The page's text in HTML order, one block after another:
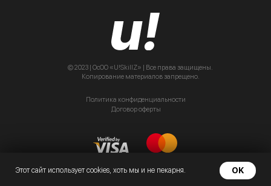
Этот сайт использует cookies, хоть мы и не пекарня. OK
© 2023 | ОсОО «U!SkillZ» | Все права защищены.
Копирование материалов запрещено.
Политика конфиденциальности
Договор оферты